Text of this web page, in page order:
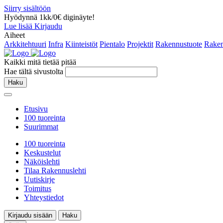
Siirry sisältöön
Hyödynnä 1kk/0€ diginäyte!
Lue lisää Kirjaudu
Aiheet
Arkkitehtuuri Infra Kiinteistöt Pientalo Projektit Rakennustuote
Kaikki mitä tietää pitää
Hae tältä sivustolta
Haku
Etusivu
100 tuoreinta
Suurimmat
100 tuoreinta
Keskustelut
Näköislehti
Tilaa Rakennuslehti
Uutiskirje
Toimitus
Yhteystiedot
Kirjaudu sisään
Haku